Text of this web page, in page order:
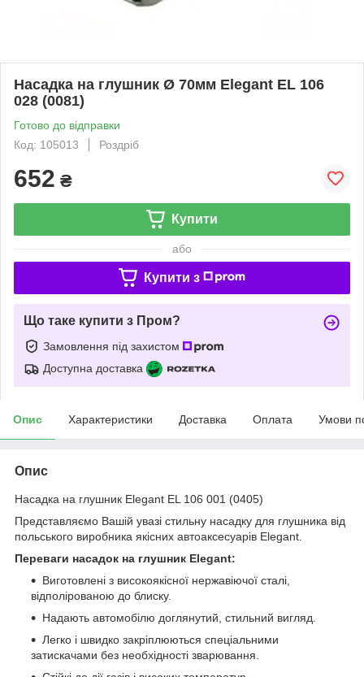
Насадка на глушник Ø 70мм Elegant EL 106
028 (0081)
Готово до відправки
Код: 105013
Роздріб
652 ₴
Купити
або
Купити з
Що таке купити з Пром?
Замовлення під захистом
Доступна доставка
Опис Характеристики Доставка Оплата Умови
Опис
Насадка на глушник Elegant EL 106 001 (0405)
Представляємо Вашій увазі стильну насадку для глушника від
польського виробника якісних автоаксесуарів Elegant.
Переваги насадок на глушник Elegant:
Виготовлені з високоякісної нержавіючої сталі,
відполірованою до блиску.
Надають автомобілю доглянутий, стильний вигляд.
Легко і швидко закріплюються спеціальними
затискачами без необхідності зварювання.